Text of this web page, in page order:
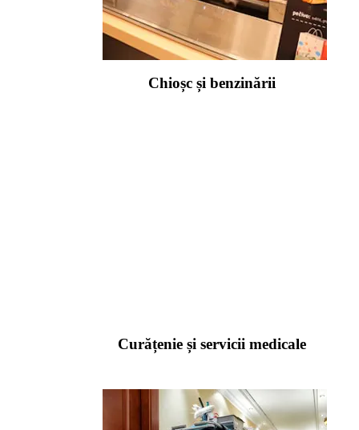
Chioșc și benzinării
Curățenie și servicii medicale